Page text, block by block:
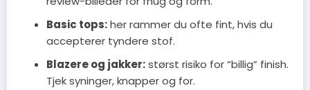
Basic tops:her rammer du ofte fint, hvis du
accepterer tyndere stof.
Blazere og jakker:størst risiko for “billig” finish.
Tjek syninger, knapper og for.